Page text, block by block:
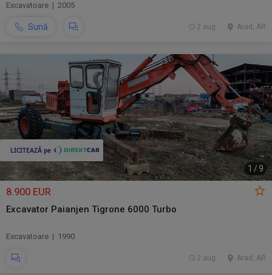
Excavatoare | 2005
Sună Arad, AR
2 aug.
1 /9
8.900 EUR
Excavator Paianjen Tigrone 6000 Turbo
Excavatoare | 1990
Arad, AR
2 aug.